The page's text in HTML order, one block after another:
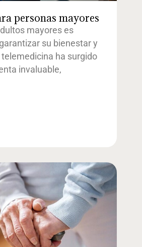
personas mayores
mayores es
su bienestar y
ha surgido
invaluable,